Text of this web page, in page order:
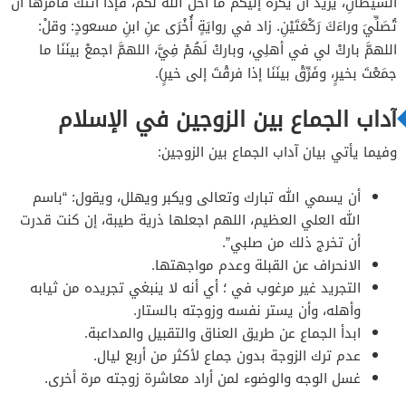
تُصَلِّيَ وراءَكَ رَكْعَتَيْنِ. زاد في روايَةٍ أُخْرَى عنِ ابنِ مسعودٍ: وقلْ:
اللهمَّ باركْ لي في أهلِي، وباركْ لَهُمْ فِيَّ، اللهمَّ اجمعْ بينَنَا ما
جمَعْتَ بخيرٍ، وفَرِّقْ بينَنَا إذا فرقْتَ إلى خيرٍ).
آداب الجماع بين الزوجين في الإسلام
وفيما يأتي بيان آداب الجماع بين الزوجين:
أن يسمي الله تبارك وتعالى ويكبر ويهلل، ويقول: “باسم
الله العلي العظيم، اللهم اجعلها ذرية طيبة، إن كنت قدرت
أن تخرج ذلك من صلبي”.
الانحراف عن القبلة وعدم مواجهتها.
التجريد غير مرغوب في ؛ أي أنه لا ينبغي تجريده من ثيابه
وأهله، وأن يستر نفسه وزوجته بالستار.
ابدأ الجماع عن طريق العناق والتقبيل والمداعبة.
عدم ترك الزوجة بدون جماع لأكثر من أربع ليال.
غسل الوجه والوضوء لمن أراد معاشرة زوجته مرة أخرى.